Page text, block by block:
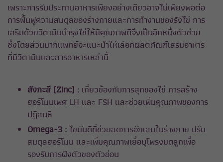
เพราะการรับประทานอาหารเพียงอย่างเดียวอาจไม่เพียงพอต่อ
การฟื้นฟูความสมดุลของร่างกายและการทำงานของรังไข่ การ
เสริมด้วยวิตามินบำรุงไข่ให้มีคุณภาพดีจึงเป็นอีกหนึ่งตัวช่วย
ซึ่งโดยส่วนมากแพทย์จะแนะนำให้เลือกผลิตภัณฑ์เสริมอาหาร
ที่มีวิตามินและสารอาหารเหล่านี้
สังกะสี (Zinc) : เกี่ยวข้องกับการสุกของไข่ การสร้าง
ฮอร์โมนเพศ LH และ FSH และช่วยเพิ่มคุณภาพของการ
ปฏิสนธิ
Omega-3 :ไขมันดีที่ช่วยลดการอักเสบในร่างกาย ปรับ
สมดุลฮอร์โมน และเพิ่มคุณภาพเยื่อบุโพรงมดลูกเพื่อ
รองรับการฝังตัวของตัวอ่อน